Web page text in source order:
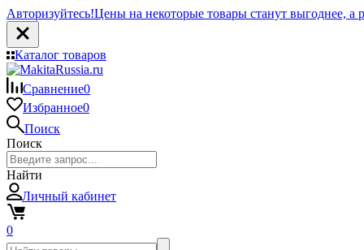
Авторизуйтесь!Цены на некоторые товары станут выгоднее, а
Каталог товаров
Сравнение0
Избранное0
Поиск
Поиск
Найти
Личный кабинет
0